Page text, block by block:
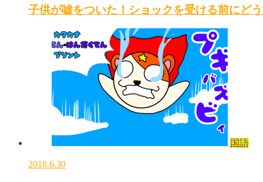
子供が嘘をついた！ショックを受ける前にど
国語
2018.6.30